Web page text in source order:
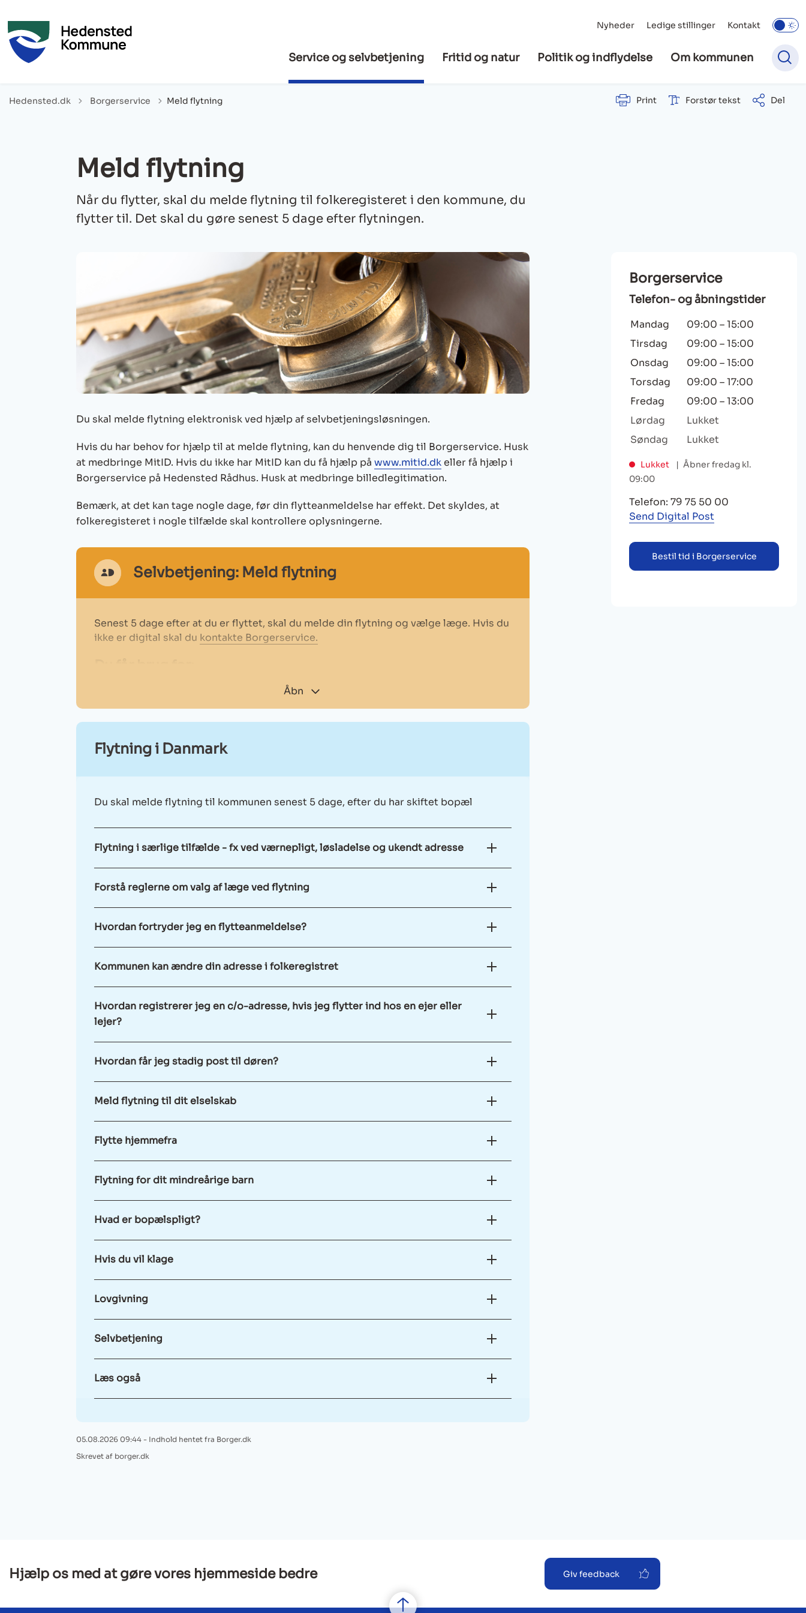
Nyheder Ledige stillinger Kontakt
Service og selvbetjening Fritid og natur Politik og indflydelse Om kommunen
Hedensted.dk Tilbage til
Borgerservice Meld flytning Print Forstør tekst Del
Meld flytning
Når du flytter, skal du melde flytning til folkeregisteret i den kommune, du
flytter til. Det skal du gøre senest 5 dage efter flytningen.
Du skal melde flytning elektronisk ved hjælp af selvbetjeningsløsningen.
Hvis du har behov for hjælp til at melde flytning, kan du henvende dig til Borgerservice. Husk
at medbringe MitID. Hvis du ikke har MitID kan du få hjælp på www.mitid.dkeller få hjælp i
Borgerservice på Hedensted Rådhus. Husk at medbringe billedlegitimation.
Bemærk, at det kan tage nogle dage, før din flytteanmeldelse har effekt. Det skyldes, at
folkeregisteret i nogle tilfælde skal kontrollere oplysningerne.
MitId
Ikon
Selvbetjening: Meld flytning
Åbn
Senest 5 dage efter at du er flyttet, skal du melde din flytning og vælge læge. Hvis du
ikke er digital skal du kontakte Borgerservice.
Din nye adresse
Meld flytning
MitId
Flytning i Danmark
Du skal melde flytning til kommunen senest 5 dage, efter du har skiftet bopæl
Flytning i særlige tilfælde - fx ved værnepligt, løsladelse og ukendt adresse
Forstå reglerne om valg af læge ved flytning
Hvordan fortryder jeg en flytteanmeldelse?
Kommunen kan ændre din adresse i folkeregistret
Hvordan registrerer jeg en c/o-adresse, hvis jeg flytter ind hos en ejer eller
lejer?
Hvordan får jeg stadig post til døren?
Meld flytning til dit elselskab
Flytte hjemmefra
Flytning for dit mindreårige barn
Hvad er bopælspligt?
Hvis du vil klage
Lovgivning
Selvbetjening
Læs også
05.08.2026 09:44 - Indhold hentet fra Borger.dk
Skrevet af borger.dk
Borgerservice
Telefon- og åbningstider
Mandag 09:00 –15:00
Tirsdag
09:00 –15:00
Onsdag
09:00 –15:00
Torsdag
09:00 –17:00
Fredag
09:00 –13:00
Lørdag
Lukket
Søndag
Lukket
Lukket
Åbner fredag kl.
09:00
Telefon: 79 75 50 00
Send Digital Post
Bestil tid i Borgerservice
Hjælp os med at gøre vores hjemmeside bedre Giv feedback